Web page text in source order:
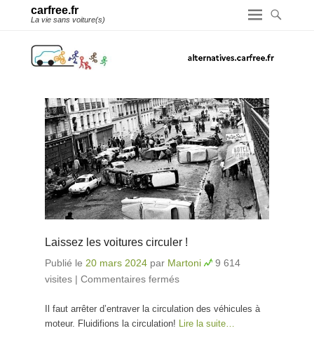
carfree.fr
La vie sans voiture(s)
Laissez les voitures circuler !
Publié le 20 mars 2024 par Martoni
9 614
visites | Commentaires fermés
Il faut arrêter d’entraver la circulation des véhicules à
moteur. Fluidifions la circulation!
Lire la suite…